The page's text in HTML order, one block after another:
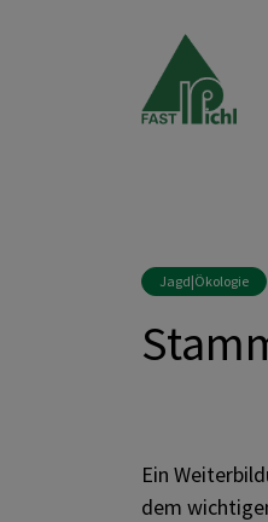
Jagd|Ökologie
Ein
dem